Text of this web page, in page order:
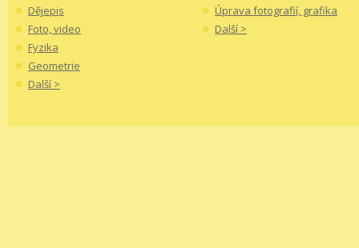
Dějepis
Foto, video
Fyzika
Geometrie
Další >
Úprava fotografií, grafika
Další >